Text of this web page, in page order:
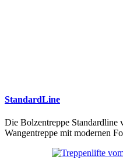
StandardLine
Die Bolzentreppe Standardline
Wangentreppe mit modernen